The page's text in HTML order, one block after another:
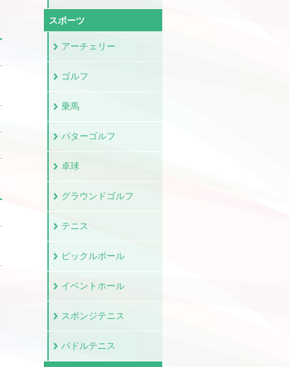
スポーツ
アーチェリー
ゴルフ
乗馬
パターゴルフ
卓球
グラウンドゴルフ
テニス
ピックルボール
イベントホール
スポンジテニス
パドルテニス